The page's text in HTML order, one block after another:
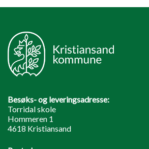
Besøks- og leveringsadresse:
Torridal skole
Hommeren 1
4618 Kristiansand